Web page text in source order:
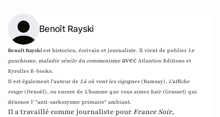
Benoît Rayski
Benoît Rayskiest historien, écrivain et journaliste. Il vient de publier Le
gauchisme, maladie sénile du communisme avec Atlantico Editions et
Eyrolles E-books.
Il est également l'auteur de Là où vont les cigognes (Ramsay), L'affiche
rouge (Denoël), ou encore de L'homme que vous aimez haïr (Grasset) qui
dénonce l' "anti-sarkozysme primaire" ambiant.
Il a travaillé comme journaliste pour France Soir,